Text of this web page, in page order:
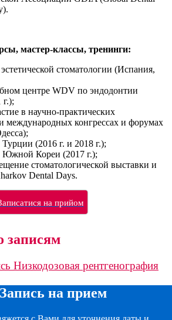
мастер-классы, тренинги:
стоматологии (Испания,
центре WDV по эндодонтии
в научно-практических
международных конгрессах и форумах
(2016 г. и 2018 г.);
Кореи (2017 г.);
стоматологической выставки и
Dental Days.
на прийом
записям
Низкодозовая рентгенография
Запись на прием